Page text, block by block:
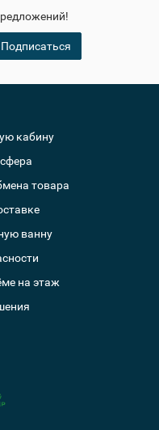
Подписаться
кабину
товара
ванну
на этаж